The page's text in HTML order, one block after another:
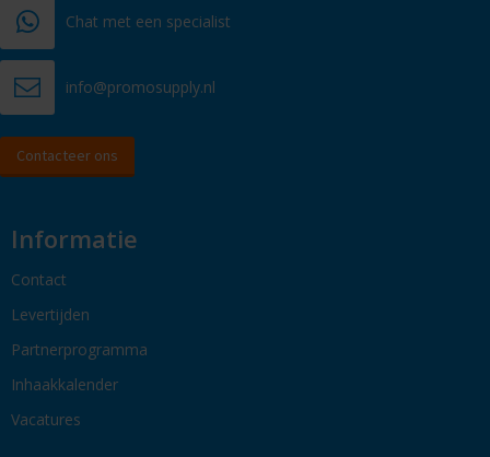
Chat met een specialist
info@promosupply.nl
Contacteer ons
Informatie
Contact
Levertijden
Partnerprogramma
Inhaakkalender
Vacatures